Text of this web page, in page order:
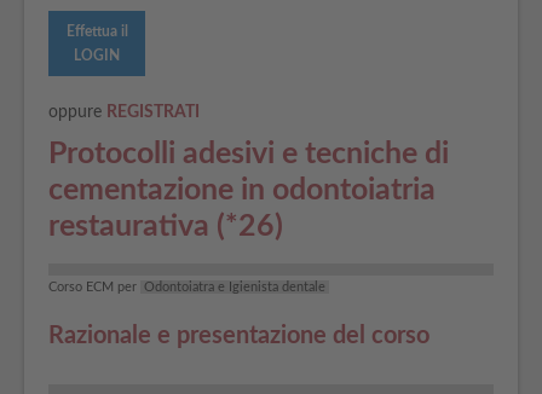
Effettua il
LOGIN
oppure REGISTRATI
Protocolli adesivi e tecniche di
cementazione in odontoiatria
restaurativa (*26)
Corso ECM per Odontoiatra e Igienista dentale
Razionale e presentazione del corso